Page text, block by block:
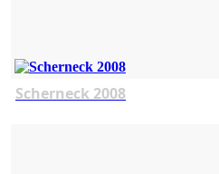
Scherneck 2008